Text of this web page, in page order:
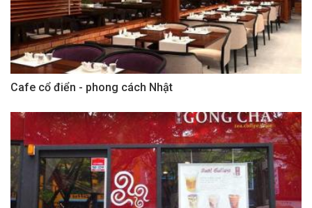
Cafe cổ điển - phong cách Nhật